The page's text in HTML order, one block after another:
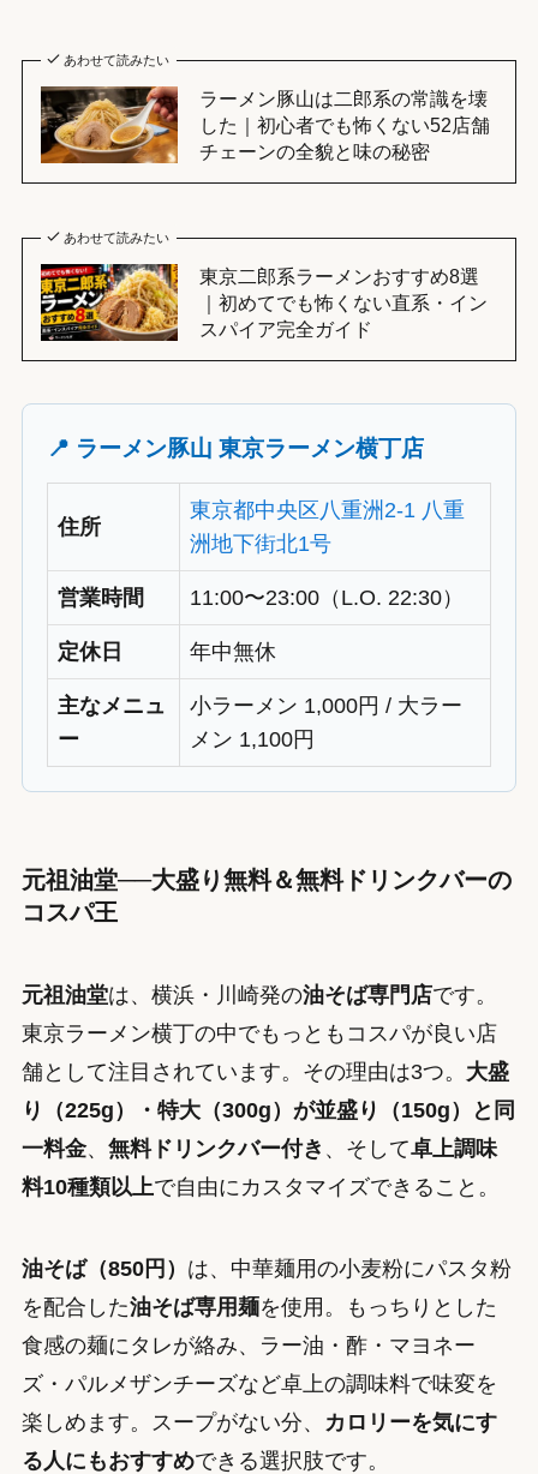
あわせて読みたい
ラーメン豚山は二郎系の常識を壊
した｜初心者でも怖くない52店舗
チェーンの全貌と味の秘密
あわせて読みたい
東京二郎系ラーメンおすすめ8選
｜初めてでも怖くない直系・イン
スパイア完全ガイド
📍 ラーメン豚山 東京ラーメン横丁店
住所
東京都中央区八重洲2-1 八重
洲地下街北1号
営業時間 11:00〜23:00（L.O. 22:30）
定休日 年中無休
主なメニュ
ー
小ラーメン 1,000円 / 大ラー
メン 1,100円
元祖油堂──大盛り無料＆無料ドリンクバーの
コスパ王
元祖油堂は、横浜・川崎発の油そば専門店です。
東京ラーメン横丁の中でもっともコスパが良い店
舗として注目されています。その理由は3つ。 大盛
り（225g）・特大（300g）が並盛り（150g）と同
一料金、 無料ドリンクバー付き 、そして卓上調味
料10種類以上で自由にカスタマイズできること。
油そば（850円） は、中華麺用の小麦粉にパスタ粉
を配合した油そば専用麺を使用。もっちりとした
食感の麺にタレが絡み、ラー油・酢・マヨネー
ズ・パルメザンチーズなど卓上の調味料で味変を
楽しめます。スープがない分、
カロリーを気にす
る人にもおすすめできる選択肢です。